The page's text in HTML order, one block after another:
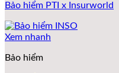
Bảo hiểm PTI x Insurworld
Xem nhanh
Bảo hiểm